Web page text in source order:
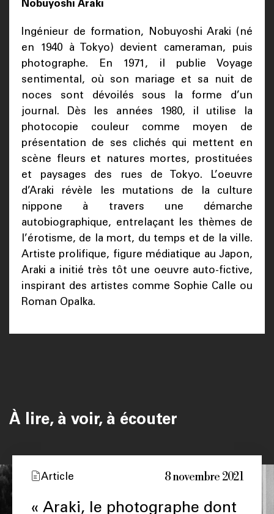
Nobuyoshi Araki
Ingénieur de formation, Nobuyoshi Araki (né
en 1940 à Tokyo) devient cameraman, puis
photographe. En 1971, il publie Voyage
sentimental, où son mariage et sa nuit de
noces sont dévoilés sous la forme d’un
journal. Dès les années 1980, il utilise la
photocopie couleur comme moyen de
présentation de ses clichés qui mettent en
scène fleurs et natures mortes, prostituées
et paysages des rues de Tokyo. L’oeuvre
d’Araki révèle les mutations de la culture
nippone à travers une démarche
autobiographique, entrelaçant les thèmes de
l’érotisme, de la mort, du temps et de la ville.
Artiste prolifique, figure médiatique au Japon,
Araki a initié très tôt une oeuvre auto-fictive,
inspirant des artistes comme Sophie Calle ou
Roman Opalka.
À lire, à voir, à écouter
Article 8 novembre 2021
« Araki, le photographe dont